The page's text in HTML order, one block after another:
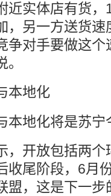
近实体店有货
，另一方送货
争对手要做这
本地化
本地化将是苏宁
，开放包括两
收尾阶段，6月
盟，这是下一